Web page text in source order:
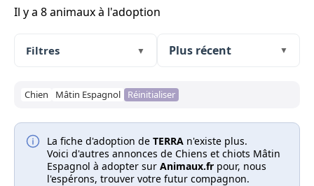
Il y a 8 animaux à l'adoption
Filtres ▼ ▼
Chien Mâtin Espagnol Réinitialiser
La fiche d'adoption de TERRA n'existe plus.
Voici d'autres annonces de Chiens et chiots Mâtin
Espagnol à adopter sur Animaux.fr pour, nous
l'espérons, trouver votre futur compagnon.